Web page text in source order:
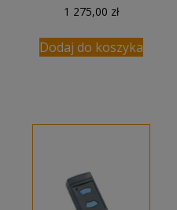
1 275,00 zł
Dodaj do koszyka